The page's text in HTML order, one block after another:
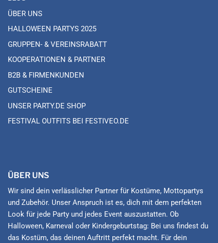
ÜBER UNS
HALLOWEEN PARTYS 2025
GRUPPEN- & VEREINSRABATT
KOOPERATIONEN & PARTNER
B2B & FIRMENKUNDEN
GUTSCHEINE
UNSER PARTY.DE SHOP
FESTIVAL OUTFITS BEI FESTIVEO.DE
ÜBER UNS
Wir sind dein verlässlicher Partner für Kostüme, Mottopartys
und Zubehör. Unser Anspruch ist es, dich mit dem perfekten
Look für jede Party und jedes Event auszustatten. Ob
Halloween, Karneval oder Kindergeburtstag: Bei uns findest du
das Kostüm, das deinen Auftritt perfekt macht. Für dein